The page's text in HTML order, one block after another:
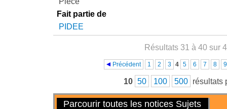
Fait partie de
PIDEE
Résultats 31 à 40 sur
Précédent 1 2 3 4 5 6 7 8 9
10 50 100 500 résultats
Actions
Parcourir toutes les notices Sujets